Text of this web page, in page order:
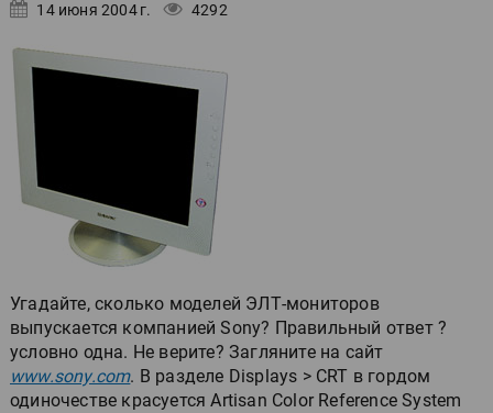
14 июня 2004 г. 4292
Угадайте, сколько моделей ЭЛТ-мониторов
выпускается компанией Sony? Правильный ответ ?
условно одна. Не верите? Загляните на сайт
www.sony.com. В разделе Displays > CRT в гордом
одиночестве красуется Artisan Color Reference System